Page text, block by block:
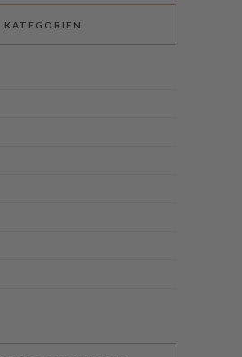
KATEGORIEN